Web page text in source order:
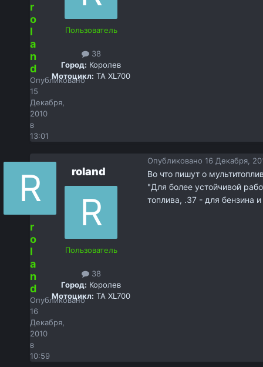
r
o
l
a
n
d
Опубликовано
15
Декабря,
2010
в
13:01
Пользователь
38
Город: Королев
Мотоцикл: TA XL700
r
o
l
a
n
d
Опубликовано
16
Декабря,
2010
в
10:59
roland
Пользователь
38
Город: Королев
Мотоцикл: TA XL700
Опубликовано16 Декабря,
Во что пишут о
"Для более устойчивой
топлива, .37 - для бензина